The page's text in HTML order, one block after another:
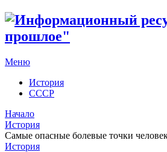
Меню
История
СССР
Начало
История
Самые опасные болевые точки
История